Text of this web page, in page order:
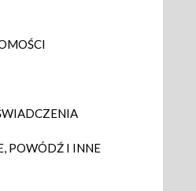
POWÓDŹ I INNE